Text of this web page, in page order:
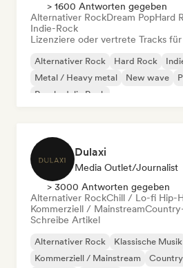
> 1600 Antworten gegeben
Alternativer RockDream PopHard
Indie-Rock
Lizenziere oder vertrete Tracks
Alternativer Rock Hard Rock
Metal / Heavy metal
New wave
Psychedelic Rock
Dulaxi
Media Outlet/Journalist
> 3000 Antworten gegeben
Alternativer RockChill / Lo-fi Hip-
Kommerziell / Mainstream
Schreibe Artikel
Alternativer Rock
Klassische Musik
Kommerziell / Mainstream